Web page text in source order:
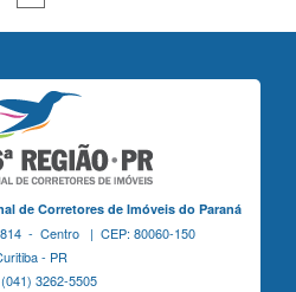
de Corretores de Imóveis do Paraná
814 - Centro | CEP: 80060-150
- PR
3262-5505